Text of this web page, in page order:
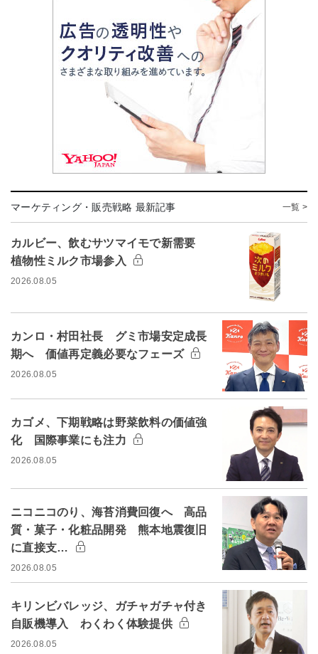
マーケティング・販売戦略 最新記事 一覧 >
カルビー、飲むサツマイモで新需要
植物性ミルク市場参入
2026.08.05
カンロ・村田社長 グミ市場安定成長
期へ 価値再定義必要なフェーズ
2026.08.05
カゴメ、下期戦略は野菜飲料の価値強
化 国際事業にも注力
2026.08.05
ニコニコのり、海苔消費回復へ 高品
質・菓子・化粧品開発 熊本地震復旧
に直接支…
2026.08.05
キリンビバレッジ、ガチャガチャ付き
自販機導入 わくわく体験提供
2026.08.05